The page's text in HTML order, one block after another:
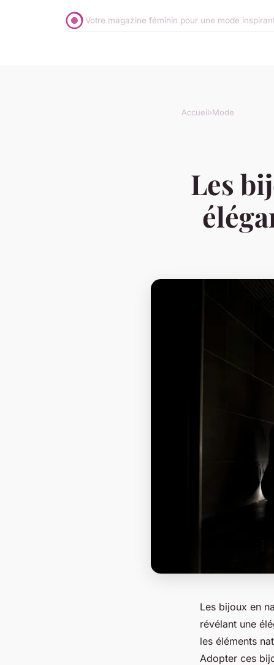
Votre magazine féminin pour une mode
Accueil›Mode
Les
Les bijoux en
révélant une
les éléments
Adopter ces